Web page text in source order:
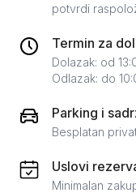
potvrdi
Termin za
Dolazak: od
Odlazak: do
Parking i
Besplatan
Uslovi
Minimalan